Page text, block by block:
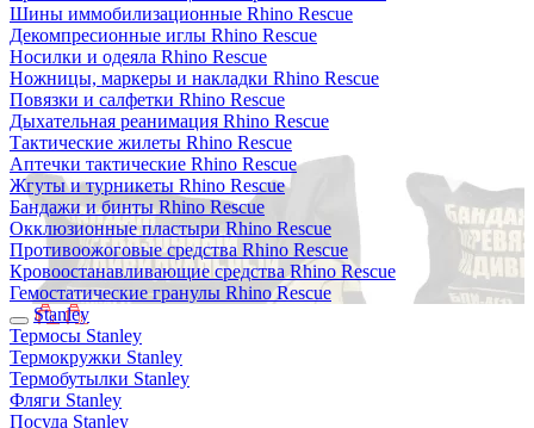
Шины иммобилизационные Rhino Rescue
Декомпресионные иглы Rhino Rescue
Носилки и одеяла Rhino Rescue
Ножницы, маркеры и накладки Rhino Rescue
Повязки и салфетки Rhino Rescue
Дыхательная реанимация Rhino Rescue
Тактические жилеты Rhino Rescue
Аптечки тактические Rhino Rescue
Жгуты и турникеты Rhino Rescue
Бандажи и бинты Rhino Rescue
Окклюзионные пластыри Rhino Rescue
Противоожоговые средства Rhino Rescue
Кровоостанавливающие средства Rhino Rescue
Гемостатические гранулы Rhino Rescue
Stanley
Термосы Stanley
Термокружки Stanley
Термобутылки Stanley
Фляги Stanley
Посуда Stanley